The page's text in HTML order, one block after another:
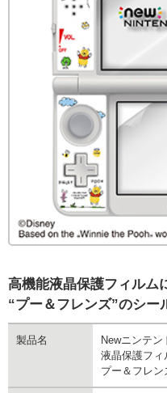
高機能液晶保護フィルム
“プー＆フレンズ”のシー
製品名
Newニンテン
液晶保護フ
プー＆フレン